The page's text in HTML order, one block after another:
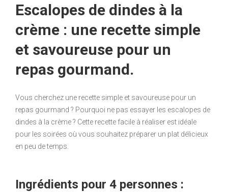
Escalopes de dindes à la
crème : une recette simple
et savoureuse pour un
repas gourmand.
Vous cherchez une recette simple et savoureuse pour un
repas gourmand ? Pourquoi ne pas essayer les escalopes de
dindes à la crème ? Cette recette facile à réaliser est idéale
pour les soirées où vous souhaitez préparer un plat délicieux
en peu de temps.
Ingrédients pour 4 personnes :